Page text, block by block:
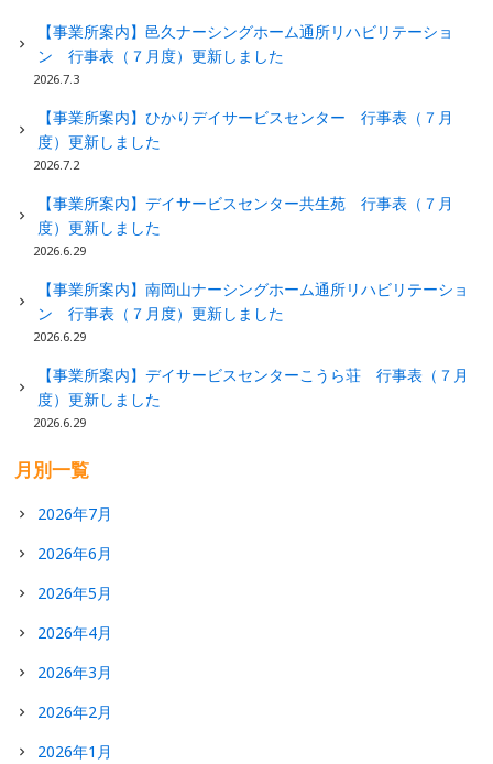
【事業所案内】邑久ナーシングホーム通所リハビリテーショ
ン 行事表（７月度）更新しました
2026.7.3
【事業所案内】ひかりデイサービスセンター 行事表（７月
度）更新しました
2026.7.2
【事業所案内】デイサービスセンター共生苑 行事表（７月
度）更新しました
2026.6.29
【事業所案内】南岡山ナーシングホーム通所リハビリテーショ
ン 行事表（７月度）更新しました
2026.6.29
【事業所案内】デイサービスセンターこうら荘 行事表（７月
度）更新しました
2026.6.29
月別一覧
2026年7月
2026年6月
2026年5月
2026年4月
2026年3月
2026年2月
2026年1月